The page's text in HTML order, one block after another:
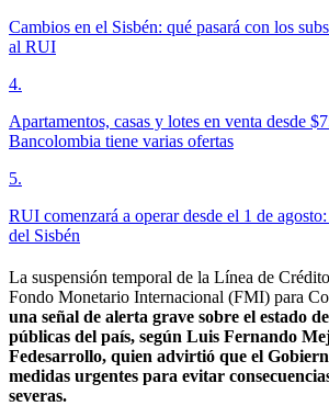
Cambios en el Sisbén: qué pasará con los
al RUI
4.
Apartamentos, casas y lotes en venta desde
Bancolombia tiene varias ofertas
5.
RUI comenzará a operar desde el 1 de
del Sisbén
La suspensión temporal de la Línea de
Fondo Monetario Internacional (FMI) para
una señal de alerta grave sobre el estado
públicas del país, según Luis Fernando
Fedesarrollo, quien advirtió que el
medidas urgentes para evitar
severas.